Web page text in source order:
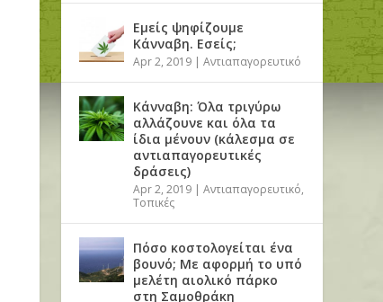
Εμείς ψηφίζουμε
Κάνναβη. Εσείς;
Apr 2, 2019 |Αντιαπαγορευτικό
Κάνναβη: Όλα τριγύρω
αλλάζουνε και όλα τα
ίδια μένουν (κάλεσμα σε
αντιαπαγορευτικές
δράσεις)
Apr 2, 2019 |Αντιαπαγορευτικό,
Τοπικές
Πόσο κοστολογείται ένα
βουνό; Με αφορμή το υπό
μελέτη αιολικό πάρκο
στη Σαμοθράκη